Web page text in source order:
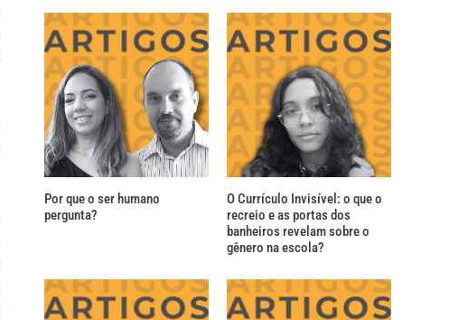
Por que o ser humano
pergunta?
O Currículo Invisível: o que o
recreio e as portas dos
banheiros revelam sobre o
gênero na escola?